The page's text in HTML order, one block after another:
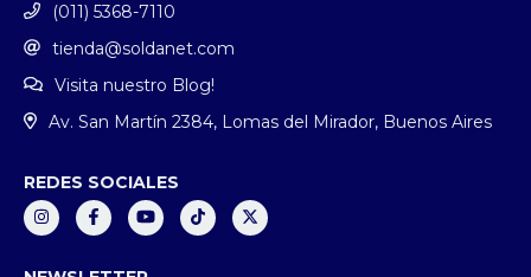
(011) 5368-7110
tienda@soldanet.com
Visita nuestro Blog!
Av. San Martín 2384, Lomas del Mirador, Buenos Aires
REDES SOCIALES